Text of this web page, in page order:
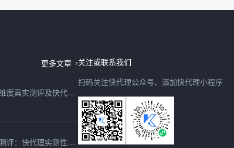
更多文章
购买IP怎么选？2026年全维度真实测评及快代理合规选型避坑指南
2026最新在线代理IP深度测评：快代理实测性能、稳定性与选型避坑全指南
关注或联系我们
扫码关注快代理公众号、添加快代理小程序